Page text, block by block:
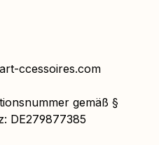
ccessoires.com
gemäß §
DE279877385